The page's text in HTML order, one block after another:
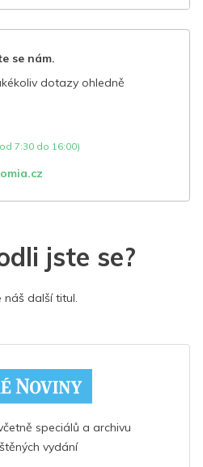
se nám.
dotazy ohledně
7:30 do 16:00)
jste se?
náš další titul.
speciálů a archivu
vydání